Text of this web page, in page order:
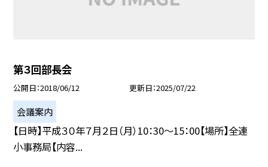
第３回部長会
公開日 2018/06/12 更新日 2025/07/22
会議案内
【日時】平成３０年７月２日（月）10：30〜15：00【場所】全連
小事務局【内容...